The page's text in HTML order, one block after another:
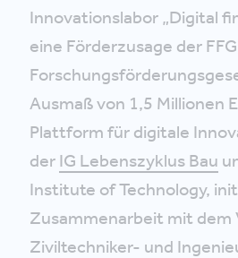
Innovationslabor „Digital
eine Förderzusage der
Ausmaß von 1,5 Millionen
Plattform für digitale
der IG Lebenszyklus Bau
Institute of Technology,
Zusammenarbeit mit dem
Ziviltechniker- und